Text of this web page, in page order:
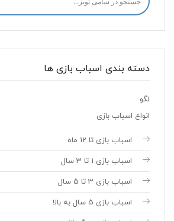
دسته بندی اسباب بازی ها
لگو
انواع اسباب بازی
اسباب بازی تا 12 ماه
اسباب بازی 1 تا 3 سال
اسباب بازی 3 تا 5 سال
اسباب بازی 5 سال به بالا